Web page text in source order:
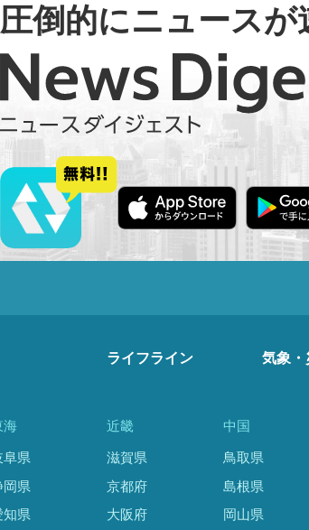
圧倒的にニュースが
ライフライン 気象・
海
阜県
岡県
知県
近畿
滋賀県
京都府
大阪府
中国
鳥取県
島根県
岡山県